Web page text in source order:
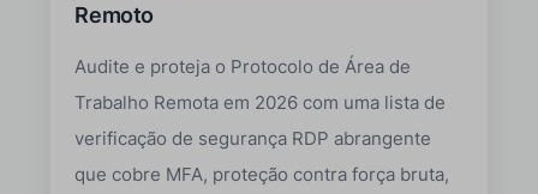
Remoto
Audite e proteja o Protocolo de Área de
Trabalho Remota em 2026 com uma lista de
verificação de segurança RDP abrangente
que cobre MFA, proteção contra força bruta,